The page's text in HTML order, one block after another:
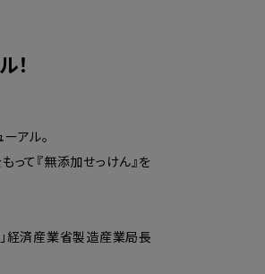
！
アル。
って『無添加せっけん』を
経済産業省製造産業局長